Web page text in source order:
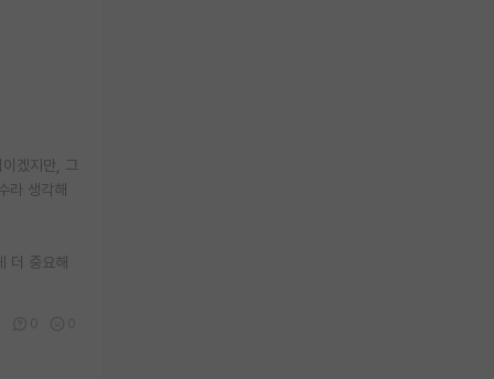
겠지만, 그
라 생각해
더 중요해